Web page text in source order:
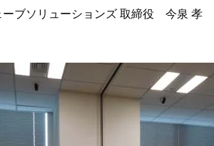
ーブソリューションズ 取締役 今泉 孝